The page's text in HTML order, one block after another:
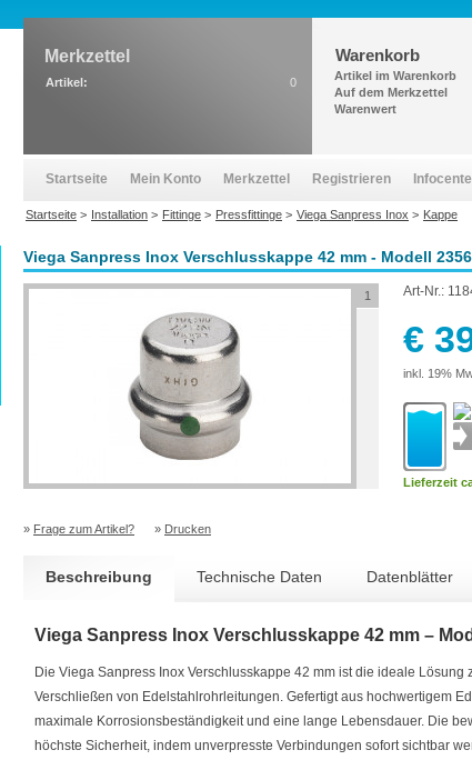
Viega Sanpress Inox Verschlusskappe 42 mm - Modell 2356
1 Art-Nr.:
€
inkl. 19%
Lieferzeit
» Frage zum Artikel? » Drucken
Beschreibung Technische Daten Datenblätter
Viega Sanpress Inox Verschlusskappe 42 mm –
Die Viega Sanpress Inox Verschlusskappe 42 mm ist die ideale
Verschließen von Edelstahlrohrleitungen. Gefertigt aus hochwertigem
maximale Korrosionsbeständigkeit und eine lange Lebensdauer. Die
höchste Sicherheit, indem unverpresste Verbindungen sofort sichtbar
Merkzettel
Artikel: 0
Warenkorb
Artikel im Warenkorb
Auf dem Merkzettel
Warenwert
Startseite Mein Konto Merkzettel Registrieren
Startseite > Installation > Fittinge > Pressfittinge > Viega Sanpress Inox > Kappe